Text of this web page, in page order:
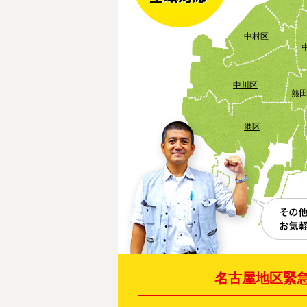
中川区
中村区
港区
熱
名古屋地区緊